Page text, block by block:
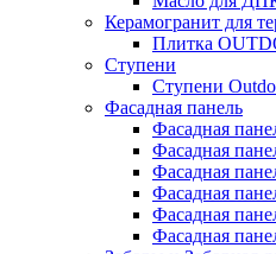
Керамогранит для
Плитка
Ступени
Ступени
Фасадная панель
Фасадная
Фасадная
Фасадная
Фасадная
Фасадная
Фасадная